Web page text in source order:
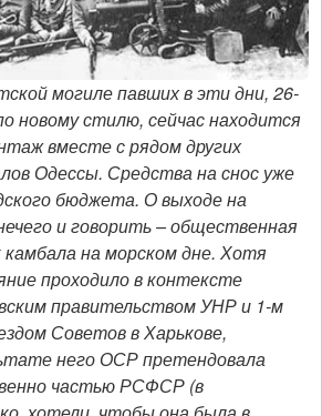
могиле павших в эти дни, 26-
новому стилю, сейчас находится
вместе с рядом других
Одессы. Средства на снос уже
бюджета. О выходе на
и говорить – общественная
камбала на морском дне. Хотя
проходило в контексте
правительством УНР и 1-м
Советов в Харькове,
него ОСР претендовала
частью РСФСР (в